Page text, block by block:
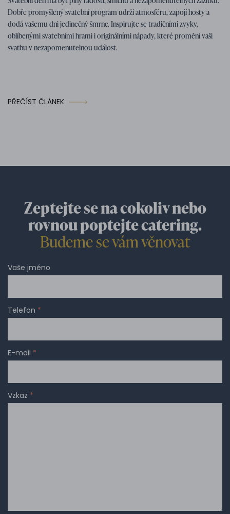
svatební aktivity
Dobře promyšlený svatební program udrží atmosféru, zapojí hosty a
dodá vašemu dni jedinečný šmrnc. Inspirujte se tradičními zvyky,
oblíbenými svatebními hrami i originálními nápady, které promění vaši
svatbu v nezapomenutelnou událost.
PŘEČÍST ČLÁNEK
Zeptejte se na cokoliv nebo
rovnou poptejte catering.
Budeme se vám věnovat
Vaše jméno
Telefon *
E-mail *
Vzkaz *